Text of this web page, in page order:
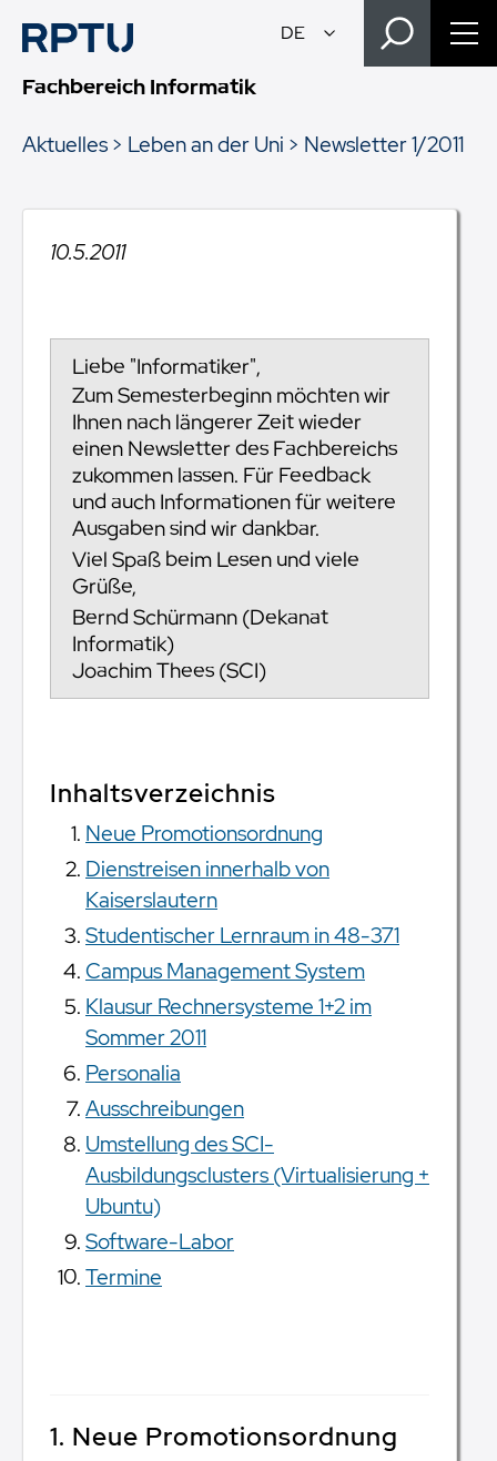
Fachbereich Informatik
Aktuelles
Leben an der Uni Newsletter 1/2011
10.5.2011
Liebe "Informatiker",
Zum Semesterbeginn möchten wir
Ihnen nach längerer Zeit wieder
einen Newsletter des Fachbereichs
zukommen lassen. Für Feedback
und auch Informationen für weitere
Ausgaben sind wir dankbar.
Viel Spaß beim Lesen und viele
Grüße,
Bernd Schürmann (Dekanat
Informatik)
Joachim Thees (SCI)
Inhaltsverzeichnis
Neue Promotionsordnung
Dienstreisen innerhalb von
Kaiserslautern
Studentischer Lernraum in 48-371
Campus Management System
Klausur Rechnersysteme 1+2 im
Sommer 2011
Personalia
Ausschreibungen
Umstellung des SCI-
Ausbildungsclusters (Virtualisierung +
Ubuntu)
Software-Labor
Termine
1. Neue Promotionsordnung